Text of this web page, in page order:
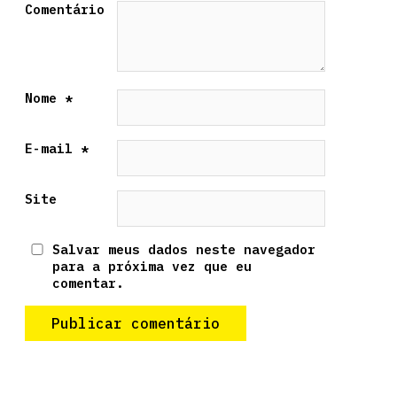
Comentário
Nome *
E-mail *
Site
Salvar meus dados neste navegador
para a próxima vez que eu
comentar.